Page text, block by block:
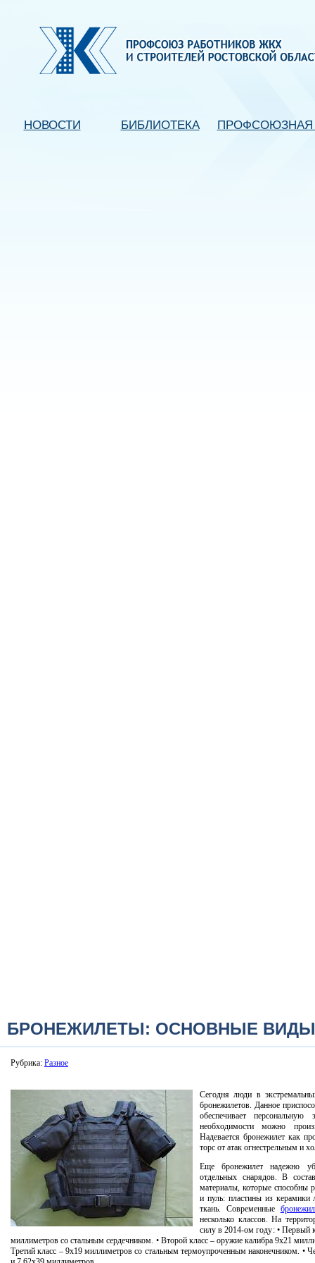
НОВОСТИ БИБЛИОТЕКА
БРОНЕЖИЛЕТЫ: ОСНОВНЫЕ ВИДЫ
Рубрика: Разное
Сегодня люди в
бронежилетов. Данное
обеспечивает
необходимости можно
Надевается бронежилет как
торс от атак огнестрельным и
Еще бронежилет надежно
отдельных снарядов. В
материалы, которые способны
и пуль: пластины из керамики
ткань. Современные
несколько классов. На
силу в 2014-ом году: • Первый
миллиметров со стальным сердечником. • Второй класс – оружие калибра 9х21
Третий класс – 9х19 миллиметров со стальным термоупроченным наконечником. •